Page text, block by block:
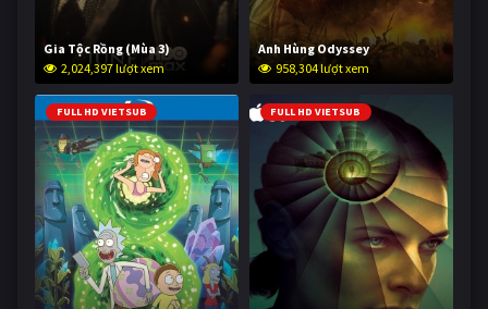
Gia Tộc Rồng (Mùa 3)
2,024,397 lượt xem
Anh Hùng Odyssey
958,304 lượt xem
FULL HD VIETSUB FULL HD VIETSUB